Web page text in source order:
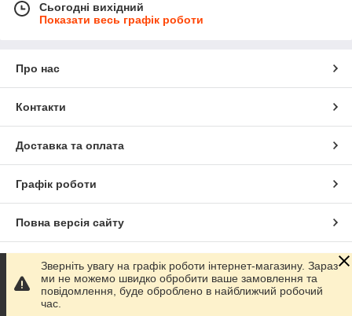
Сьогодні вихідний
Показати весь графік роботи
Про нас
Контакти
Доставка та оплата
Графік роботи
Повна версія сайту
Сайт створено на маркетплейсі Prom.ua
Політика конфіденційності
Зверніть увагу на графік роботи інтернет-магазину. Зараз
ми не можемо швидко обробити ваше замовлення та
повідомлення, буде оброблено в найближчий робочий
час.